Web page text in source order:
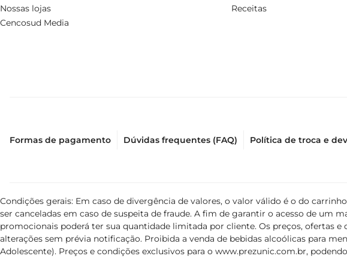
Nossas lojas
Cencosud Media
Receitas
Formas de pagamento Dúvidas frequentes (FAQ) Política de troca e
Condições gerais: Em caso de divergência de valores, o valor válido é o do
ser canceladas em caso de suspeita de fraude. A fim de garantir o acesso de um
promocionais poderá ter sua quantidade limitada por cliente. Os preços, ofertas
alterações sem prévia notificação. Proibida a venda de bebidas alcoólicas para
Adolescente). Preços e condições exclusivos para o www.prezunic.com.br,